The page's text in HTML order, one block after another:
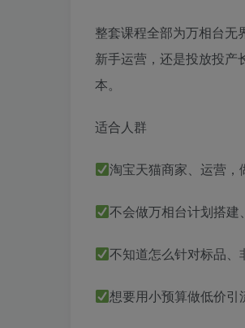
整套课程全部为万相台无
新手运营，还是投放投产
本。
适合人群
淘宝天猫商家、运营
不会做万相台计划搭
不知道怎么针对标品、
想要用小预算做低价